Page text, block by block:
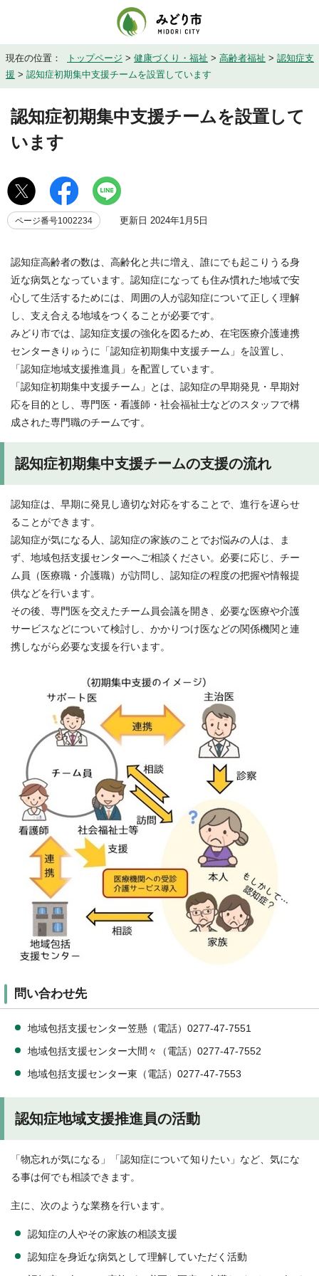
現在の位置： トップページ > 健康づくり・福祉 > 高齢者福祉 > 認知症支
援 > 認知症初期集中支援チームを設置しています
認知症初期集中支援チームを設置して
います
ページ番号1002234 更新日 2024年1月5日
認知症高齢者の数は、高齢化と共に増え、誰にでも起こりうる身
近な病気となっています。認知症になっても住み慣れた地域で安
心して生活するためには、周囲の人が認知症について正しく理解
し、支え合える地域をつくることが必要です。
みどり市では、認知症支援の強化を図るため、在宅医療介護連携
センターきりゅうに「認知症初期集中支援チーム」を設置し、
「認知症地域支援推進員」を配置しています。
「認知症初期集中支援チーム」とは、認知症の早期発見・早期対
応を目的とし、専門医・看護師・社会福祉士などのスタッフで構
成された専門職のチームです。
認知症初期集中支援チームの支援の流れ
認知症は、早期に発見し適切な対応をすることで、進行を遅らせ
ることができます。
認知症が気になる人、認知症の家族のことでお悩みの人は、ま
ず、地域包括支援センターへご相談ください。必要に応じ、チー
ム員（医療職・介護職）が訪問し、認知症の程度の把握や情報提
供などを行います。
その後、専門医を交えたチーム員会議を開き、必要な医療や介護
サービスなどについて検討し、かかりつけ医などの関係機関と連
携しながら必要な支援を行います。
問い合わせ先
地域包括支援センター笠懸（電話）0277-47-7551
地域包括支援センター大間々（電話）0277-47-7552
地域包括支援センター東（電話）0277-47-7553
認知症地域支援推進員の活動
「物忘れが気になる」「認知症について知りたい」など、気にな
る事は何でも相談できます。
主に、次のような業務を行います。
認知症の人やその家族の相談支援
認知症を身近な病気として理解していただく活動